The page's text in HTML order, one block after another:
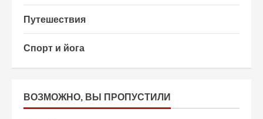
Путешествия
Спорт и йога
ВОЗМОЖНО, ВЫ ПРОПУСТИЛИ